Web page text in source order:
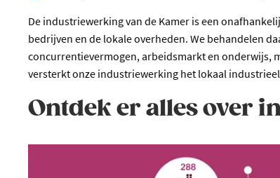
De industriewerking van de Kamer is een
bedrijven en de lokale overheden. We behandelen
concurrentievermogen, arbeidsmarkt en onderwijs,
versterkt onze industriewerking het lokaal
Ontdek er alles over